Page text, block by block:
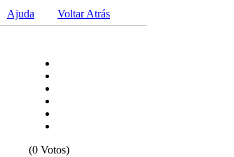
Ajuda
Voltar Atrás
(0 Votos)